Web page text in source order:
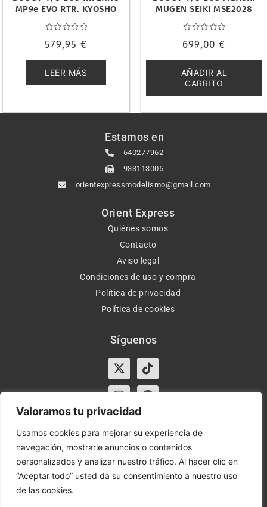
Valoramos tu privacidad
Usamos cookies para mejorar su experiencia de
navegación, mostrarle anuncios o contenidos
personalizados y analizar nuestro tráfico. Al hacer clic en
“Aceptar todo” usted da su consentimiento a nuestro uso
de las cookies.
MP9e EVO RTR. KYOSHO
34111
con
de
5
579,95€
LEER MÁS
MUGEN SEIKI MSE2028
con
de
5
699,00€
AÑADIR AL
CARRITO
Estamos en
640277962
933113005
orientexpressmodelismo@gmail.com
Orient Express
Quiénes somos
Contacto
Aviso legal
Condiciones de uso y compra
Política de privacidad
Política de cookies
Síguenos
X-
twitter
Tiktok
InstagramFacebook
Horario:
Lun-Vie de 10:00-13:30 y 17:00-20:00 – Sáb de
10:00-13:30
Orient Express | Copyright 2021 © Todos los derechos